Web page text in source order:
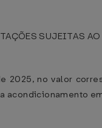
SUJEITAS
2025, no valor
acondicionamento